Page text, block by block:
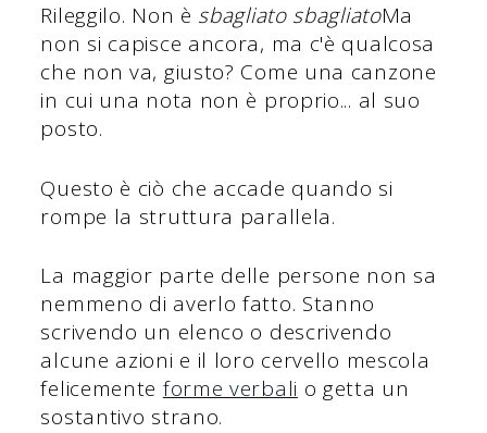
Rileggilo. Non è sbagliato sbagliatoMa
non si capisce ancora, ma c'è qualcosa
che non va, giusto? Come una canzone
in cui una nota non è proprio... al suo
posto.
Questo è ciò che accade quando si
rompe la struttura parallela.
La maggior parte delle persone non sa
nemmeno di averlo fatto. Stanno
scrivendo un elenco o descrivendo
alcune azioni e il loro cervello mescola
felicemente forme verbali o getta un
sostantivo strano.